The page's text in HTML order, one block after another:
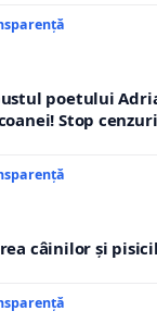
poetului
Stop
câinilor și